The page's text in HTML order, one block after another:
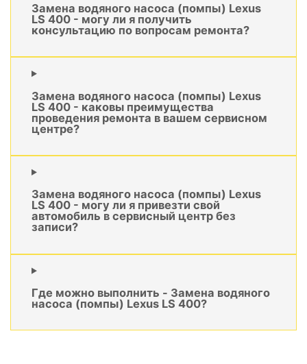
Замена водяного насоса (помпы) Lexus
LS 400 - могу ли я получить
консультацию по вопросам ремонта?
Замена водяного насоса (помпы) Lexus
LS 400 - каковы преимущества
проведения ремонта в вашем сервисном
центре?
Замена водяного насоса (помпы) Lexus
LS 400 - могу ли я привезти свой
автомобиль в сервисный центр без
записи?
Где можно выполнить - Замена водяного
насоса (помпы) Lexus LS 400?